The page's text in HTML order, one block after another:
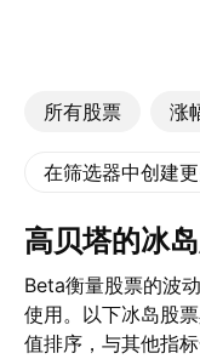
所有股票 涨
在筛选器中创建
高贝塔的冰
Beta衡量股票的波
使用。以下冰岛股
值排序，与其他指